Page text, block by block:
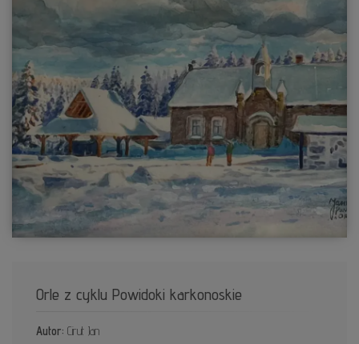
Orle z cyklu Powidoki karkonoskie
Autor: Cirut Jan